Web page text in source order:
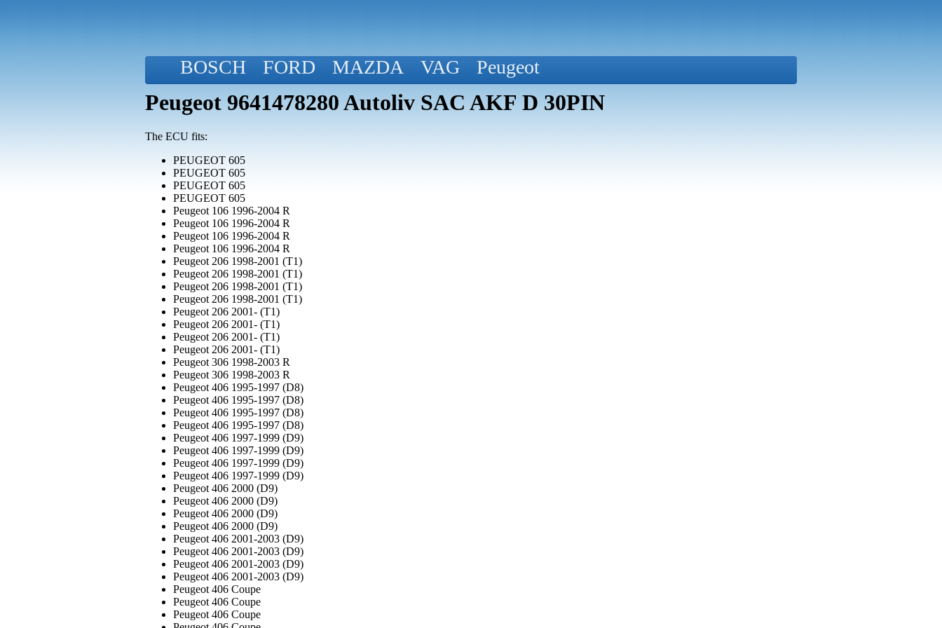
BOSCH FORD MAZDA VAG Peugeot
Peugeot 9641478280 Autoliv SAC AKF D 30PIN
The ECU fits:
PEUGEOT 605
PEUGEOT 605
PEUGEOT 605
PEUGEOT 605
Peugeot 106 1996-2004 R
Peugeot 106 1996-2004 R
Peugeot 106 1996-2004 R
Peugeot 106 1996-2004 R
Peugeot 206 1998-2001 (T1)
Peugeot 206 1998-2001 (T1)
Peugeot 206 1998-2001 (T1)
Peugeot 206 1998-2001 (T1)
Peugeot 206 2001- (T1)
Peugeot 206 2001- (T1)
Peugeot 206 2001- (T1)
Peugeot 206 2001- (T1)
Peugeot 306 1998-2003 R
Peugeot 306 1998-2003 R
Peugeot 406 1995-1997 (D8)
Peugeot 406 1995-1997 (D8)
Peugeot 406 1995-1997 (D8)
Peugeot 406 1995-1997 (D8)
Peugeot 406 1997-1999 (D9)
Peugeot 406 1997-1999 (D9)
Peugeot 406 1997-1999 (D9)
Peugeot 406 1997-1999 (D9)
Peugeot 406 2000 (D9)
Peugeot 406 2000 (D9)
Peugeot 406 2000 (D9)
Peugeot 406 2000 (D9)
Peugeot 406 2001-2003 (D9)
Peugeot 406 2001-2003 (D9)
Peugeot 406 2001-2003 (D9)
Peugeot 406 2001-2003 (D9)
Peugeot 406 Coupe
Peugeot 406 Coupe
Peugeot 406 Coupe